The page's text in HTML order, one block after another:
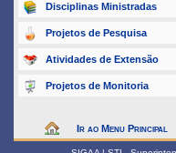
Disciplinas Ministradas
Projetos de Pesquisa
Atividades de Extensão
Projetos de Monitoria
Ir ao Menu Principal